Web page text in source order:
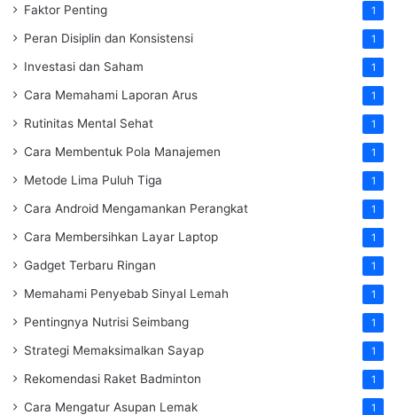
Faktor Penting 1
Peran Disiplin dan Konsistensi 1
Investasi dan Saham 1
Cara Memahami Laporan Arus 1
Rutinitas Mental Sehat 1
Cara Membentuk Pola Manajemen 1
Metode Lima Puluh Tiga 1
Cara Android Mengamankan Perangkat 1
Cara Membersihkan Layar Laptop 1
Gadget Terbaru Ringan 1
Memahami Penyebab Sinyal Lemah 1
Pentingnya Nutrisi Seimbang 1
Strategi Memaksimalkan Sayap 1
Rekomendasi Raket Badminton 1
Cara Mengatur Asupan Lemak 1